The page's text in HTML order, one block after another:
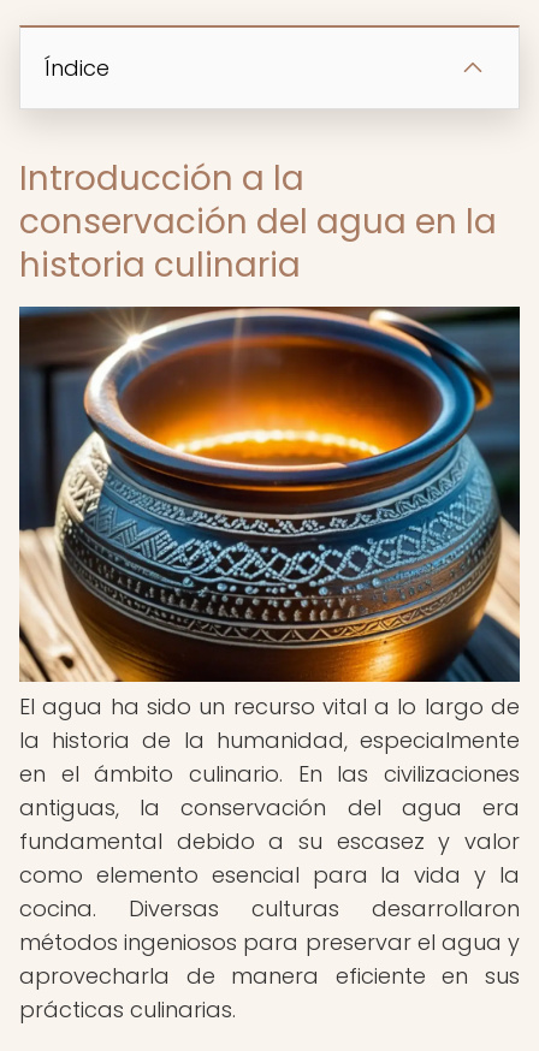
Índice
Introducción a la
conservación del agua en la
historia culinaria
El agua ha sido un recurso vital a lo largo de
la historia de la humanidad, especialmente
en el ámbito culinario. En las civilizaciones
antiguas, la conservación del agua era
fundamental debido a su escasez y valor
como elemento esencial para la vida y la
cocina. Diversas culturas desarrollaron
métodos ingeniosos para preservar el agua y
aprovecharla de manera eficiente en sus
prácticas culinarias.